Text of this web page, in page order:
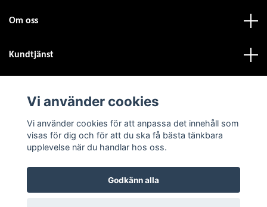
Om oss
Kundtjänst
Sociala medier
Vi använder cookies
Vi använder cookies för att anpassa det innehåll som
visas för dig och för att du ska få bästa tänkbara
upplevelse när du handlar hos oss.
Godkänn alla